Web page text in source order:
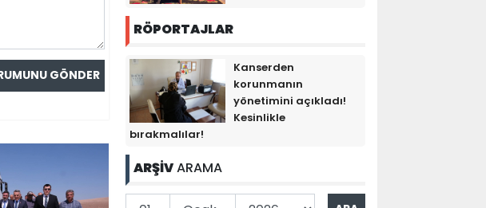
RÖPORTAJLAR
Kanserden
korunmanın
yönetimini açıkladı!
Kesinlikle
bırakmalılar!
ARŞİVARAMA